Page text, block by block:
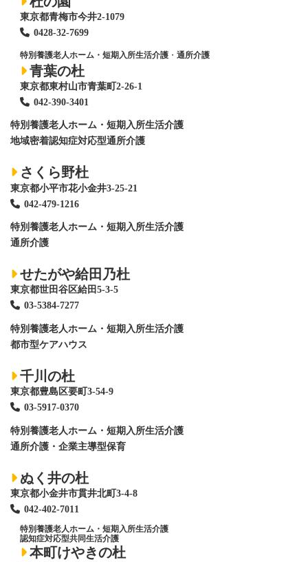
東京都青梅市今井2-1079
0428-32-7699
特別養護老人ホーム・短期入所生活介護 ・ 通所介護
青葉の杜
東京都東村山市青葉町2-26-1
042-390-3401
特別養護老人ホーム ・短期入所生活介護
地域密着認知症対応型通所介護
さくら野杜
東京都小平市花小金井3-25-21
042-479-1216
特別養護老人ホーム ・短期入所生活介護
通所介護
せたがや給田乃杜
東京都世田谷区給田5-3-5
03-5384-7277
特別養護老人ホーム ・短期入所生活介護
都市型ケアハウス
千川の杜
東京都豊島区要町3-54-9
03-5917-0370
特別養護老人ホーム ・短期入所生活介護
通所介護・企業主導型保育
ぬく井の杜
東京都小金井市貫井北町3-4-8
042-402-7011
特別養護老人ホーム ・短期入所生活介護
認知症対応型共同生活介護
本町けやきの杜